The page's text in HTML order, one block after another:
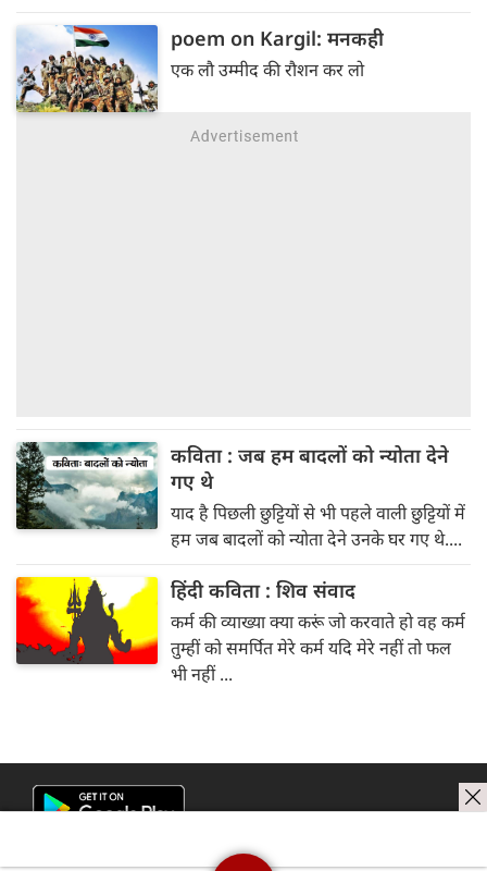
poem on Kargil: मनकही
एक लौ उम्मीद की रौशन कर लो
कविता : जब हम बादलों को न्योता देने
गए थे
याद है पिछली छुट्टियों से भी पहले वाली छुट्टियों में
हम जब बादलों को न्योता देने उनके घर गए थे....
हिंदी कविता : शिव संवाद
कर्म की व्याख्या क्या करूं जो करवाते हो वह कर्म
तुम्हीं को समर्पित मेरे कर्म यदि मेरे नहीं तो फल
भी नहीं ...